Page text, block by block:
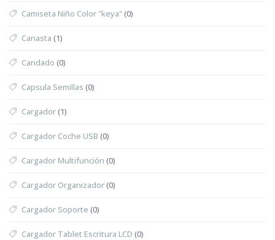
Camiseta Niño Color "keya"(0)
Canasta (1)
Candado (0)
Capsula Semillas (0)
Cargador(1)
Cargador Coche USB (0)
Cargador Multifunción (0)
Cargador Organizador(0)
Cargador Soporte (0)
Cargador Tablet Escritura LCD (0)